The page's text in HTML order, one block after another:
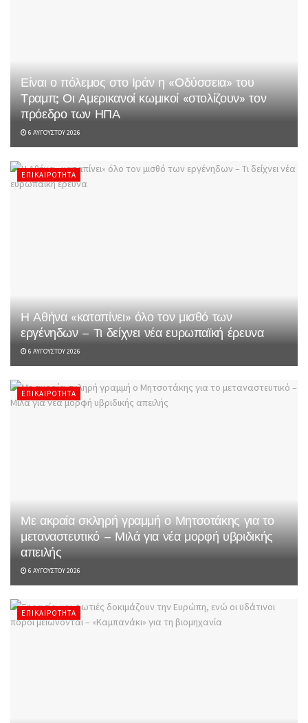
Είναι ο πόλεμος στο Ιράν η «Οδύσσεια» του
Τραμπ; Οι Αμερικανοί κωμικοί «στολίζουν» τον
πρόεδρο των ΗΠΑ
6 ΑΥΓΟΎΣΤΟΥ 2026
ΕΠΙΚΑΙΡΌΤΗΤΑ
Η Αθήνα «καταπίνει» όλο τον μισθό των
εργένηδων – Τι δείχνει νέα ευρωπαϊκή έρευνα
6 ΑΥΓΟΎΣΤΟΥ 2026
ΕΠΙΚΑΙΡΌΤΗΤΑ
Με ακραία σκληρή γραμμή ο Μητσοτάκης για το
μεταναστευτικό – Μιλά για νέα μορφή υβριδικής
απειλής
6 ΑΥΓΟΎΣΤΟΥ 2026
ΕΠΙΚΑΙΡΌΤΗΤΑ